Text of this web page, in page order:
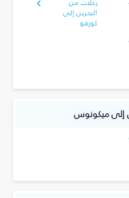
رحلات من
البحرين إلى
كورفو
إلى ميكونوس